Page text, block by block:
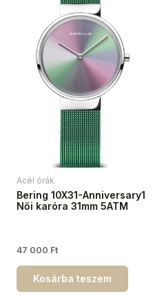
Acél órák
Bering 10X31-Anniversary1
Női karóra 31mm 5ATM
47 000 Ft
Kosárba teszem